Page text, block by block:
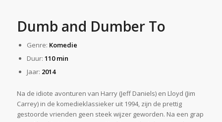
Dumb and Dumber To
Genre: Komedie
Duur: 110 min
Jaar: 2014
Na de idiote avonturen van Harry (Jeff Daniels) en Lloyd (Jim
Carrey) in de komedieklassieker uit 1994, zijn de prettig
gestoorde vrienden geen steek wijzer geworden. Na een grap